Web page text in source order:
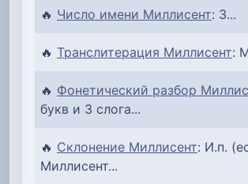
🔥 Число имени Миллисент: 3...
🔥 Транслитерация Миллисент:
🔥 Фонетический разбор
букв и 3 слога...
🔥 Склонение Миллисент: И.п.
Миллисент...